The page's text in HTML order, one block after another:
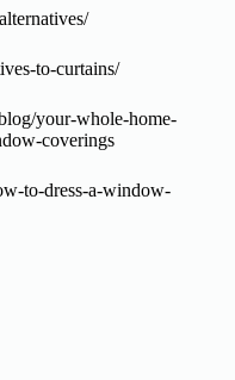
to-curtains/
your-whole-home-
coverings
to-dress-a-window-